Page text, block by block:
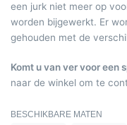
een jurk niet meer op
worden bijgewerkt. Er
gehouden met de
Komt u van ver voor een
naar de winkel om te
BESCHIKBARE MATEN